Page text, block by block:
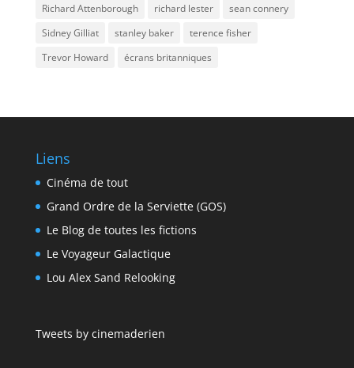
Richard Attenborough
richard lester
sean connery
Sidney Gilliat
stanley baker
terence fisher
Trevor Howard
écrans britanniques
Liens
Cinéma de tout
Grand Ordre de la Serviette (GOS)
Le Blog de toutes les fictions
Le Voyageur Galactique
Lou Alex Sand Relooking
Tweets by cinemaderien